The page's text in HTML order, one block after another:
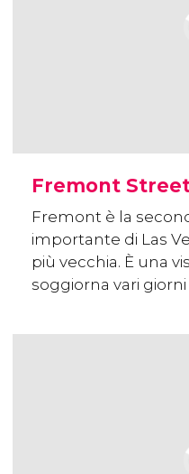
Fremont
Fremont è la
importante di Las
più vecchia. È una
soggiorna vari giorni